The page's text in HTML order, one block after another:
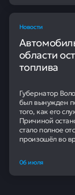
Гибкий график
позволяет
программы
налогообложения.